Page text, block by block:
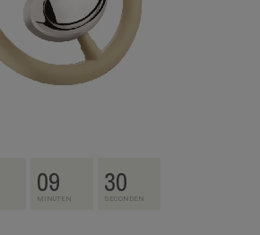
09
MINUTEN 30
SECONDEN